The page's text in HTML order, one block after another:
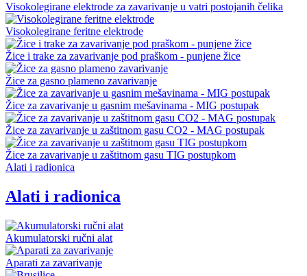
Visokolegirane elektrode za zavarivanje u vatri postojanih čelika
Visokolegirane feritne elektrode
Žice i trake za zavarivanje pod praškom - punjene žice
Žice za gasno plameno zavarivanje
Žice za zavarivanje u gasnim mešavinama - MIG postupak
Žice za zavarivanje u zaštitnom gasu CO2 - MAG postupak
Žice za zavarivanje u zaštitnom gasu TIG postupkom
Alati i radionica
Alati i radionica
Akumulatorski ručni alat
Aparati za zavarivanje